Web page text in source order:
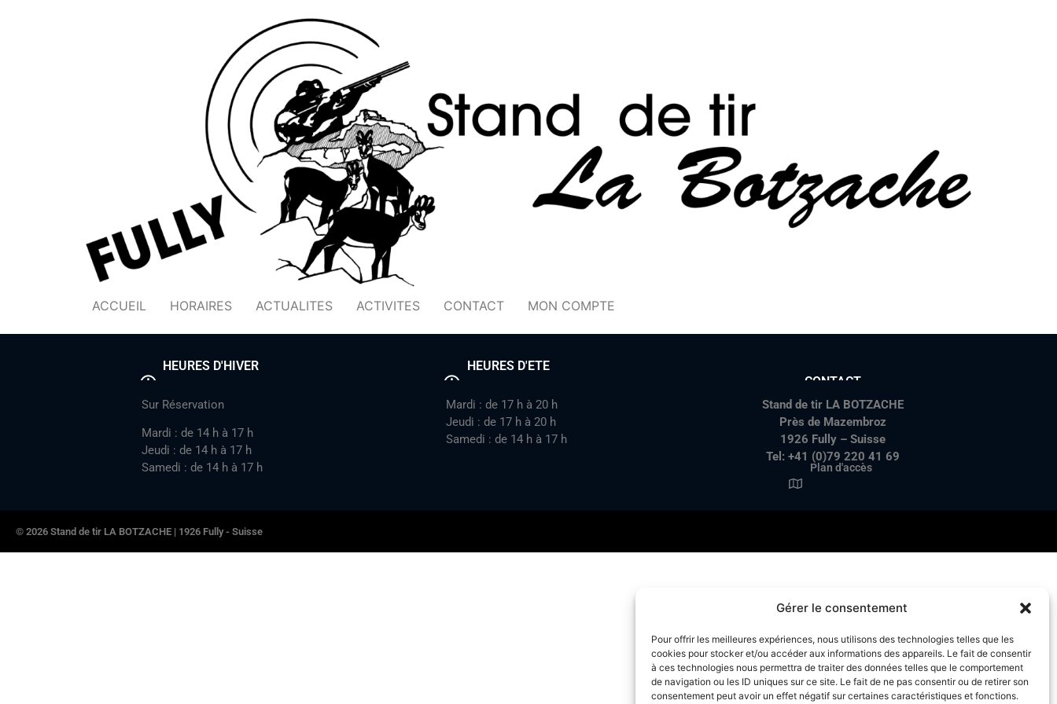
Gérer le consentement
Pour offrir les meilleures expériences, nous utilisons des technologies telles que les
cookies pour stocker et/ou accéder aux informations des appareils. Le fait de consentir
à ces technologies nous permettra de traiter des données telles que le comportement
de navigation ou les ID uniques sur ce site. Le fait de ne pas consentir ou de retirer son
consentement peut avoir un effet négatif sur certaines caractéristiques et fonctions.
ACCUEIL HORAIRES ACTUALITES ACTIVITES CONTACT MON COMPTE
HEURES D'HIVER
HEURES D'ETE
CONTACT
Sur Réservation
Mardi : de 14 h à 17 h
Jeudi : de 14 h à 17 h
Samedi : de 14 h à 17 h
Mardi : de 17 h à 20 h
Jeudi : de 17 h à 20 h
Samedi : de 14 h à 17 h
Stand de tir LA BOTZACHE
Près de Mazembroz
1926 Fully – Suisse
Tel: +41 (0)79 220 41 69
Plan d'accès
© 2026 Stand de tir LA BOTZACHE | 1926 Fully - Suisse